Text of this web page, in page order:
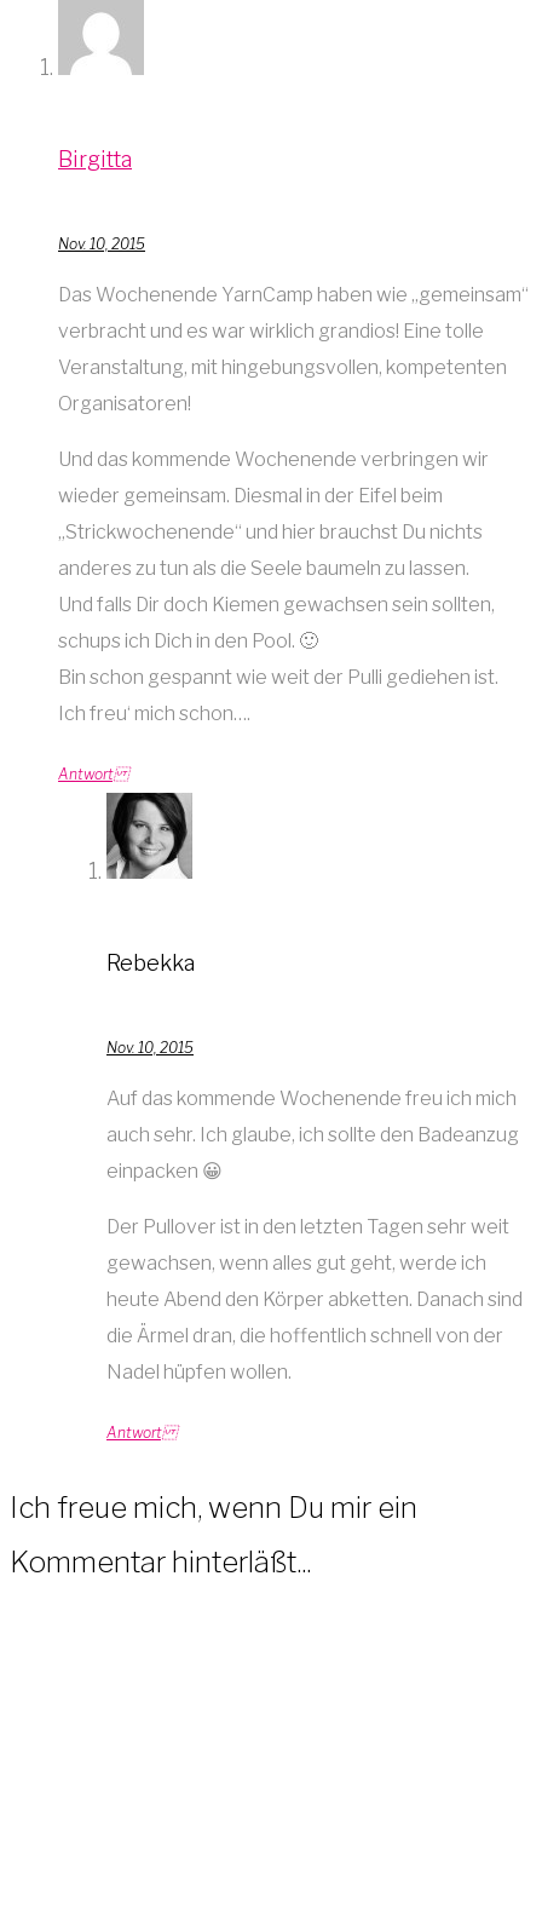
Birgitta
Nov. 10, 2015
Das Wochenende YarnCamp haben wie „gemeinsam“
verbracht und es war wirklich grandios! Eine tolle
Veranstaltung, mit hingebungsvollen, kompetenten
Organisatoren!
Und das kommende Wochenende verbringen wir
wieder gemeinsam. Diesmal in der Eifel beim
„Strickwochenende“ und hier brauchst Du nichts
anderes zu tun als die Seele baumeln zu lassen.
Und falls Dir doch Kiemen gewachsen sein sollten,
schups ich Dich in den Pool. 🙂
Bin schon gespannt wie weit der Pulli gediehen ist.
Ich freu‘ mich schon….
Antwort
Rebekka
Nov. 10, 2015
Auf das kommende Wochenende freu ich mich
auch sehr. Ich glaube, ich sollte den Badeanzug
einpacken 😀
Der Pullover ist in den letzten Tagen sehr weit
gewachsen, wenn alles gut geht, werde ich
heute Abend den Körper abketten. Danach sind
die Ärmel dran, die hoffentlich schnell von der
Nadel hüpfen wollen.
Antwort
Ich freue mich, wenn Du mir ein
Kommentar hinterläßt...